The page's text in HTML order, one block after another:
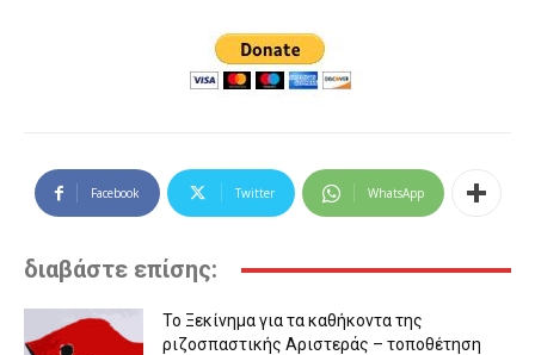
Facebook Twitter WhatsApp
διαβάστε επίσης:
Το Ξεκίνημα για τα καθήκοντα της
ριζοσπαστικής Αριστεράς – τοποθέτηση